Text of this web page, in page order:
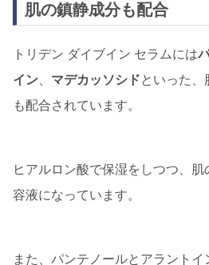
肌の鎮静成分も配合
トリデン ダイブイン セラムには
イン
マデカッソシドといった、
も配合されています。
ヒアルロン酸で保湿をしつつ、
容液になっています。
また、パンテノールとアラント